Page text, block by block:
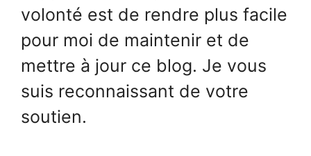
volonté est de rendre plus facile
pour moi de maintenir et de
mettre à jour ce blog. Je vous
suis reconnaissant de votre
soutien.